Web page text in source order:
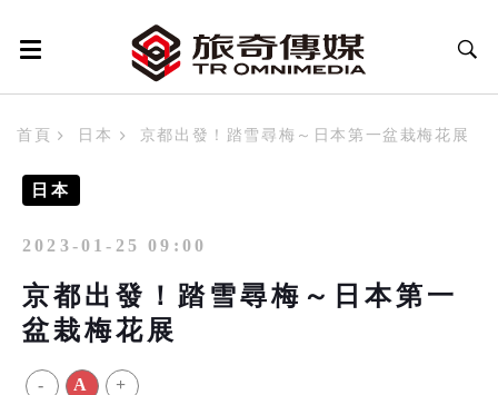
首頁 日本 京都出發！踏雪尋梅～日本第一盆栽梅花展
日本
2023-01-25 09:00
京都出發！踏雪尋梅～日本第一
盆栽梅花展
- A +